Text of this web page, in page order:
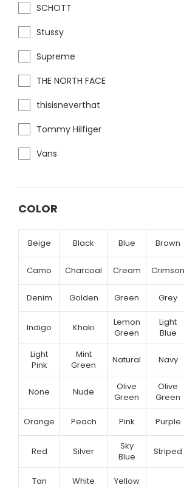
SCHOTT
Stussy
Supreme
THE NORTH FACE
thisisneverthat
Tommy Hilfiger
Vans
COLOR
Beige Black Blue Brown
Camo Charcoal Cream Crimson
Denim Golden Green Grey
Indigo Khaki
Lemon
Green
Light
Blue
Light
Pink
Mint
Green
Natural Navy
None Nude
Olive
Green
Olive
Green
Orange Peach Pink Purple
Red Silver
Sky
Blue
Striped
Tan White Yellow